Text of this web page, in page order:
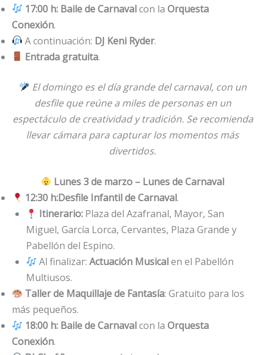
17:00 h: Baile de Carnavalcon laOrquesta
Conexión.
A continuación: DJ Keni Ryder.
Entrada gratuita.
El domingo es el día grande del carnaval, con un
desfile que reúne a miles de personas en un
espectáculo de creatividad y tradición. Se recomienda
llevar cámara para capturar los momentos más
divertidos.
Lunes 3 de marzo – Lunes de Carnaval
12:30 h:Desfile Infantil de Carnaval.
Itinerario: Plaza del Azafranal, Mayor, San
Miguel, García Lorca, Cervantes, Plaza Grande y
Pabellón del Espino.
Al finalizar:Actuación Musicalen el Pabellón
Multiusos.
Taller de Maquillaje de Fantasía: Gratuito para los
más pequeños.
18:00 h: Baile de Carnavalcon laOrquesta
Conexión.